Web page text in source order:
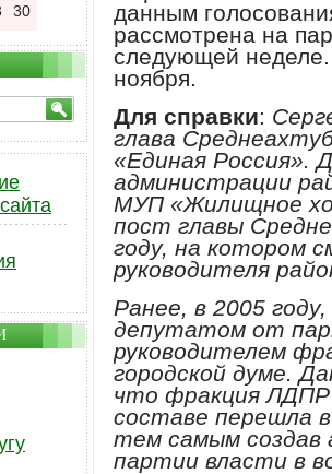
данным
рассмотрена на
следующей
ноября.
Для справки:
глава
«Единая Россия».
администрации
МУП «Жилищное
пост главы
году, на котором
руководителя
Ранее, в 2005
депутатом от
руководителем
городской думе.
что фракция ЛДПР
составе перешла
тем самым создав
партии власти в
30